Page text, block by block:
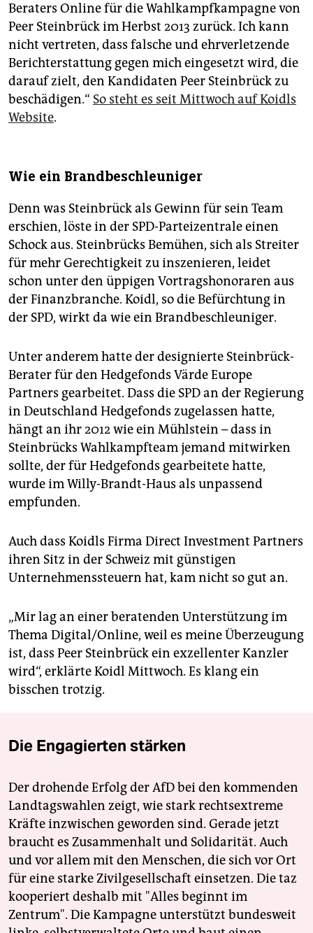
Beraters Online für die Wahlkampfkampagne von
Peer Steinbrück im Herbst 2013 zurück. Ich kann
nicht vertreten, dass falsche und ehrverletzende
Berichterstattung gegen mich eingesetzt wird, die
darauf zielt, den Kandidaten Peer Steinbrück zu
beschädigen.“ So steht es seit Mittwoch auf Koidls
Website.
Wie ein Brandbeschleuniger
Denn was Steinbrück als Gewinn für sein Team
erschien, löste in der SPD-Parteizentrale einen
Schock aus. Steinbrücks Bemühen, sich als Streiter
für mehr Gerechtigkeit zu inszenieren, leidet
schon unter den üppigen Vortragshonoraren aus
der Finanzbranche. Koidl, so die Befürchtung in
der SPD, wirkt da wie ein Brandbeschleuniger.
Unter anderem hatte der designierte Steinbrück-
Berater für den Hedgefonds Värde Europe
Partners gearbeitet. Dass die SPD an der Regierung
in Deutschland Hedgefonds zugelassen hatte,
hängt an ihr 2012 wie ein Mühlstein – dass in
Steinbrücks Wahlkampfteam jemand mitwirken
sollte, der für Hedgefonds gearbeitete hatte,
wurde im Willy-Brandt-Haus als unpassend
empfunden.
Auch dass Koidls Firma Direct Investment Partners
ihren Sitz in der Schweiz mit günstigen
Unternehmenssteuern hat, kam nicht so gut an.
„Mir lag an einer beratenden Unterstützung im
Thema Digital/Online, weil es meine Überzeugung
ist, dass Peer Steinbrück ein exzellenter Kanzler
wird“, erklärte Koidl Mittwoch. Es klang ein
bisschen trotzig.
Die Engagierten stärken
Der drohende Erfolg der AfD bei den kommenden
Landtagswahlen zeigt, wie stark rechtsextreme
Kräfte inzwischen geworden sind. Gerade jetzt
braucht es Zusammenhalt und Solidarität. Auch
und vor allem mit den Menschen, die sich vor Ort
für eine starke Zivilgesellschaft einsetzen. Die taz
kooperiert deshalb mit "Alles beginnt im
Zentrum". Die Kampagne unterstützt bundesweit